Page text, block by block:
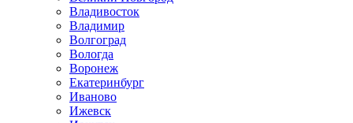
Владивосток
Владимир
Волгоград
Вологда
Воронеж
Екатеринбург
Иваново
Ижевск